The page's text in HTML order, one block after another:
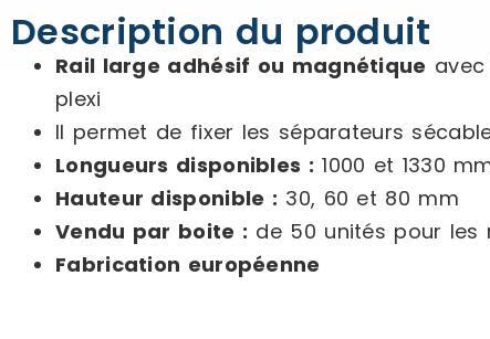
Description du produit
Rail large adhésif ou magnétique
plexi
Il permet de fixer les séparateurs
Longueurs disponibles : 1000 et 1330
Hauteur disponible : 30, 60 et 80 mm
Vendu par boite : de 50 unités pour
Fabrication européenne